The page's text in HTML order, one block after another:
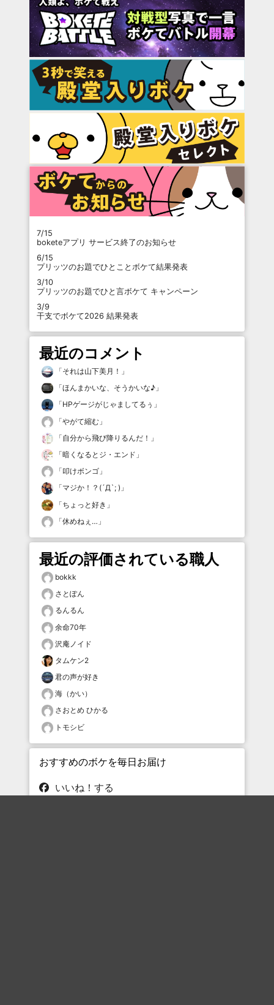
7/15
boketeアプリ サービス終了のお知らせ
6/15
プリッツのお題でひとことボケて結果発表
3/10
プリッツのお題でひと言ボケて キャンペーン
3/9
干支でボケて2026 結果発表
最近のコメント
「それは山下美月！ 」
「ほんまかいな、そうかいな♪ 」
「HPゲージがじゃましてるぅ 」
「やがて縮む 」
「自分から飛び降りるんだ！ 」
「暗くなるとジ・エンド 」
「叩けボンゴ 」
「マジか！？(´Д`; ) 」
「ちょっと好き 」
「休めねぇ… 」
最近の評価されている職人
bokkk
さとぽん
るんるん
余命70年
沢庵ノイド
タムケン2
君の声が好き
海（かい）
さおとめ ひかる
トモシビ
おすすめのボケを毎日お届け
いいね！する